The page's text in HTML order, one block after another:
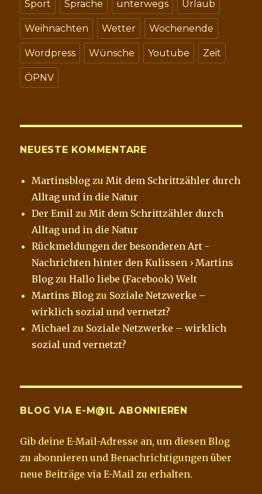
Sport Sprache unterwegs Urlaub
Weihnachten Wetter Wochenende
Wordpress Wünsche Youtube Zeit
ÖPNV
NEUESTE KOMMENTARE
Martinsblog zu Mit dem Schrittzähler durch
Alltag und in die Natur
Der Emil zu Mit dem Schrittzähler durch
Alltag und in die Natur
Rückmeldungen der besonderen Art -
Nachrichten hinter den Kulissen › Martins
Blog zuHallo liebe (Facebook) Welt
Martins Blog zu Soziale Netzwerke –
wirklich sozial und vernetzt?
Michael zu Soziale Netzwerke – wirklich
sozial und vernetzt?
BLOG VIA E-M@IL ABONNIEREN
Gib deine E-Mail-Adresse an, um diesen Blog
zu abonnieren und Benachrichtigungen über
neue Beiträge via E-Mail zu erhalten.